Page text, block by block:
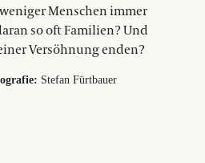
Menschen immer
so oft Familien? Und
Versöhnung enden?
Stefan Fürtbauer